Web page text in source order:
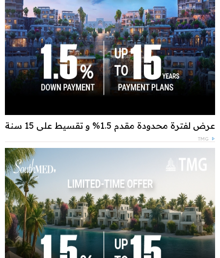
عرض لفترة محدودة مقدم 1.5% و تقسيط علي 15 سنة
TMG